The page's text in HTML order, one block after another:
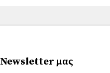
Newsletter μας